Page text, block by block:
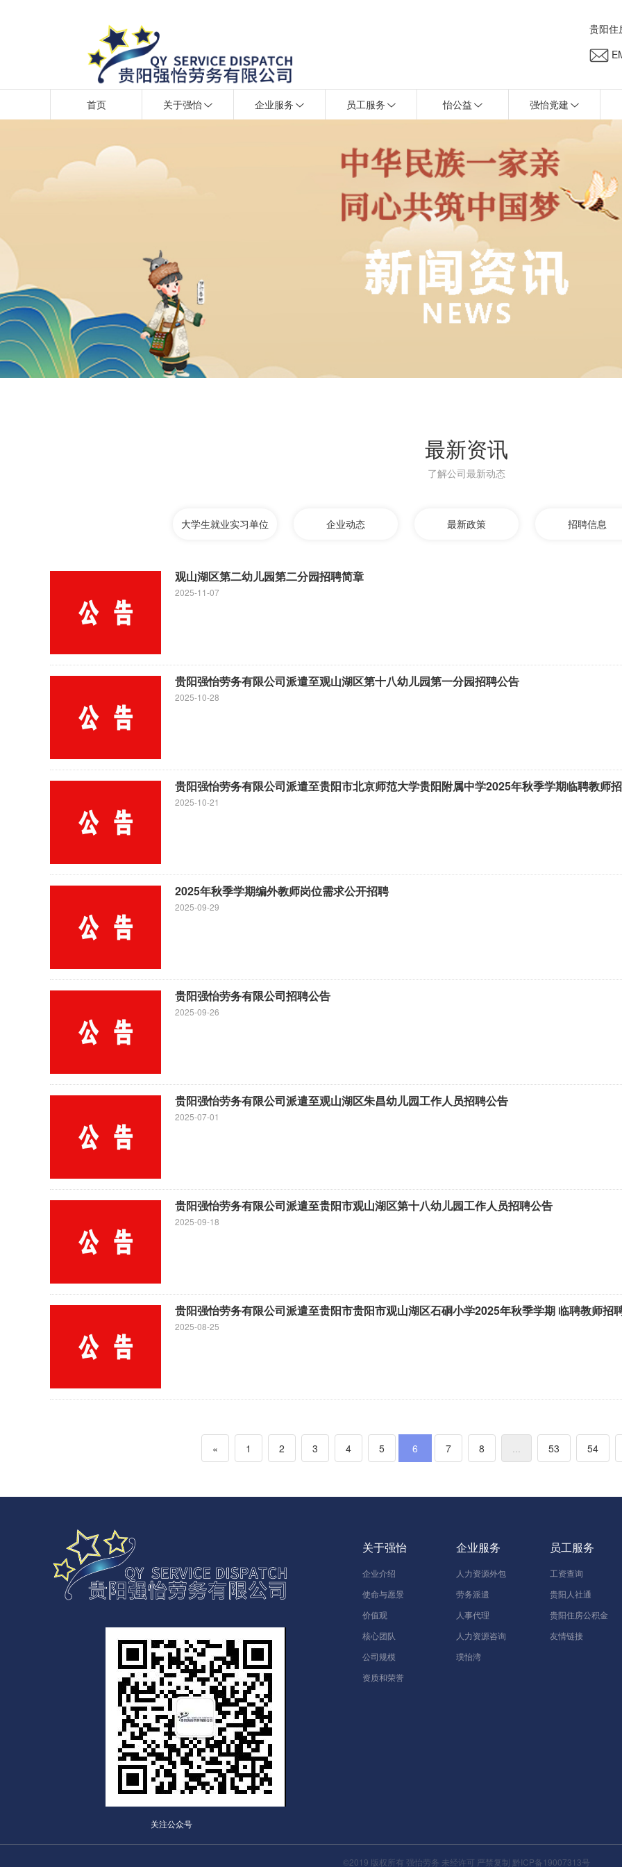
贵阳
首页 关于强怡 企业服务 员工服务 怡公益 强怡党建
最新资讯
了解公司最新动态
大学生就业实习单位 企业动态 最新政策 招聘信息
观山湖区第二幼儿园第二分园招聘简章
2025-11-07
贵阳强怡劳务有限公司派遣至观山湖区第十八幼儿园第一分园招聘公告
2025-10-28
贵阳强怡劳务有限公司派遣至贵阳市北京师范大学贵阳附属中学2025年秋季学期临聘教师
2025-10-21
2025年秋季学期编外教师岗位需求公开招聘
2025-09-29
贵阳强怡劳务有限公司招聘公告
2025-09-26
贵阳强怡劳务有限公司派遣至观山湖区朱昌幼儿园工作人员招聘公告
2025-07-01
贵阳强怡劳务有限公司派遣至贵阳市观山湖区第十八幼儿园工作人员招聘公告
2025-09-18
贵阳强怡劳务有限公司派遣至贵阳市贵阳市观山湖区石硐小学2025年秋季学期 临聘教师招
2025-08-25
« 1 2 3 4 5 6 7 8 ... 53 54
关注公众号
关于强怡
企业介绍
使命与愿景
价值观
核心团队
公司规模
资质和荣誉
企业服务
人力资源外包
劳务派遣
人事代理
人力资源咨询
璞怡湾
员工服务
工资查询
贵阳人社通
贵阳住房公积金
友情链接
©2019 版权所有 强怡劳务 未经许可 严禁复制 黔ICP备19007313号